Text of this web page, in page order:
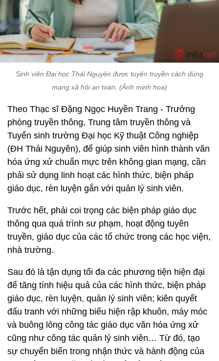
Sinh viên Đại học Thái Nguyên được tuyên truyền cách dùng
mạng xã hội an toàn. (Ảnh minh họa)
Theo Thạc sĩ Đặng Ngọc Huyền Trang - Trưởng
phòng truyền thông, Trung tâm truyền thông và
Tuyển sinh trường Đại học Kỹ thuật Công nghiệp
(ĐH Thái Nguyên), để giúp sinh viên hình thành văn
hóa ứng xử chuẩn mực trên không gian mạng, cần
phải sử dụng linh hoạt các hình thức, biện pháp
giáo dục, rèn luyện gắn với quản lý sinh viên.
Trước hết, phải coi trọng các biện pháp giáo dục
thông qua quá trình sư phạm, hoạt động tuyên
truyền, giáo dục của các tổ chức trong các học viện,
nhà trường.
Sau đó là tận dụng tối đa các phương tiện hiện đại
để tăng tính hiệu quả của các hình thức, biện pháp
giáo dục, rèn luyện, quản lý sinh viên; kiên quyết
đấu tranh với những biểu hiện rập khuôn, máy móc
và buông lỏng công tác giáo dục văn hóa ứng xử
cũng như công tác quản lý sinh viên… Từ đó, tạo
sự chuyển biến trong nhận thức và hành động của